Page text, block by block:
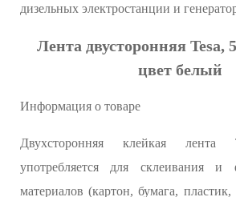
дизельных электростанции и
Лента двусторонняя Tesa,
цвет белый
Информация о товаре
Двухсторонняя клейкая лента
употребляется для склеивания и
материалов (картон, бумага,